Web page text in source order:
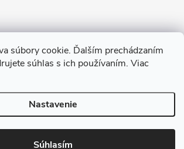
súbory cookie. Ďalším prechádzaním
súhlas s ich používaním. Viac
Nastavenie
Súhlasím
na Instagrame
2026remab.sk. Všetky práva vyhradené.